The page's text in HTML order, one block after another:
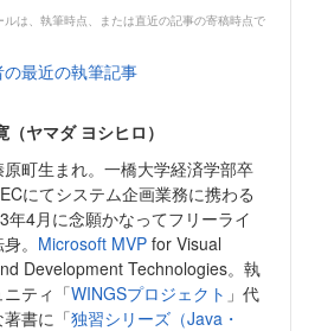
ルは、執筆時点、または直近の記事の寄稿時点で
の最近の執筆記事
（ヤマダ ヨシヒロ）
町生まれ。一橋大学経済学部卒
にてシステム企画業務に携わる
年4月に念願かなってフリーライ
。 Microsoft MVP for Visual
Development Technologies。執
ティ「WINGSプロジェクト 」代
書に「独習シリーズ（Java・